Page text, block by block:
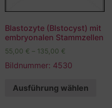
Blastozyte (Blstocyst) mit
embryonalen Stammzellen
55,00 € – 135,00 €
Bildnummer: 4530
Ausführung wählen